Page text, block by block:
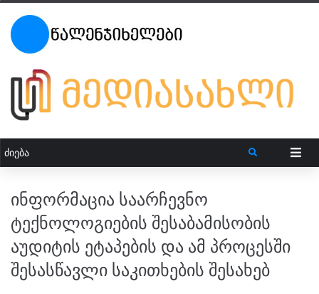
ინფორმაცია საარჩევნო
ტექნოლოგიების შესაბამისობის
აუდიტის ეტაპების და ამ პროცესში
შესასწავლი საკითხების შესახებ